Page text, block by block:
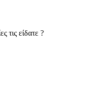
τις είδατε ?